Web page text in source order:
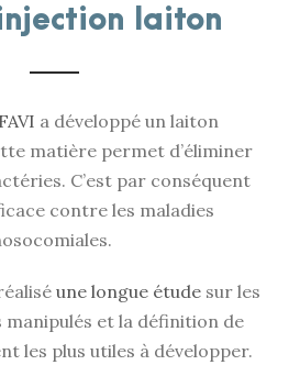
laiton
FAVI a développé un laiton
matière permet d’éliminer
C’est par conséquent
contre les maladies
une longue étudesur les
manipulés et la définition de
les plus utiles à développer.